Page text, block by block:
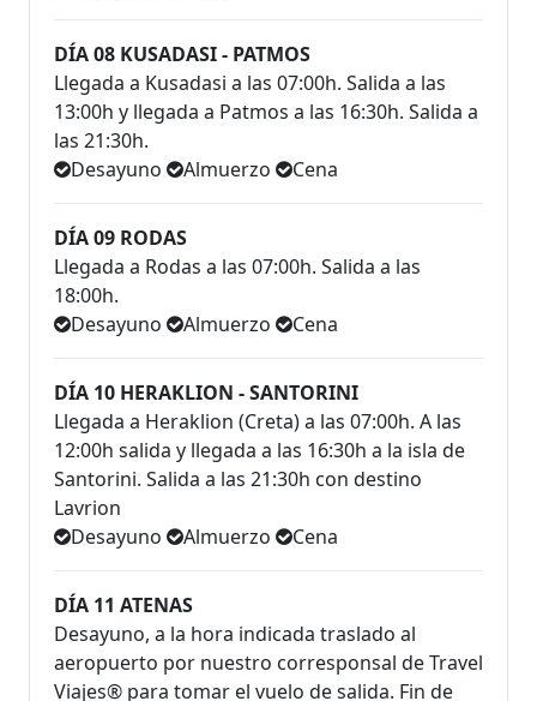
DÍA 08 KUSADASI - PATMOS
Llegada a Kusadasi a las 07:00h. Salida a las
13:00h y llegada a Patmos a las 16:30h. Salida a
las 21:30h.
Desayuno
Almuerzo Cena
DÍA 09 RODAS
Llegada a Rodas a las 07:00h. Salida a las
18:00h.
Desayuno
Almuerzo Cena
DÍA 10 HERAKLION - SANTORINI
Llegada a Heraklion (Creta) a las 07:00h. A las
12:00h salida y llegada a las 16:30h a la isla de
Santorini. Salida a las 21:30h con destino
Lavrion
Desayuno
Almuerzo Cena
DÍA 11 ATENAS
Desayuno, a la hora indicada traslado al
aeropuerto por nuestro corresponsal de Travel
Viajes® para tomar el vuelo de salida. Fin de